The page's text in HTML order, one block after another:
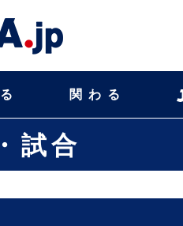
関わる
試合